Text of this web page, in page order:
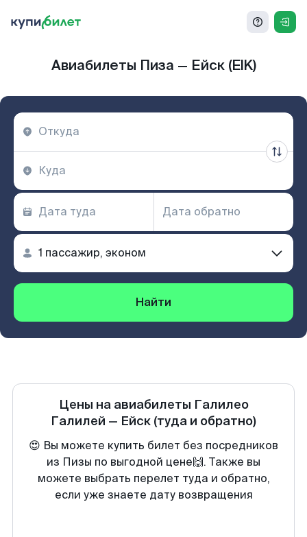
Авиабилеты Пиза — Ейск (EIK)
Найти
Цены на авиабилеты Галилео
Галилей — Ейск (туда и обратно)
😍 Вы можете купить билет без посредников
из Пизы по выгодной цене🙌. Также вы
можете выбрать перелет туда и обратно,
если уже знаете дату возвращения